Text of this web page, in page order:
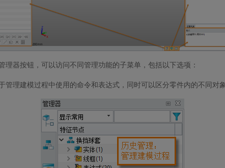
理器按钮，可以访问不同管理功能的子菜单，包括以下选项：
管理建模过程中使用的命令和表达式，同时可以区分零件内的不同对象